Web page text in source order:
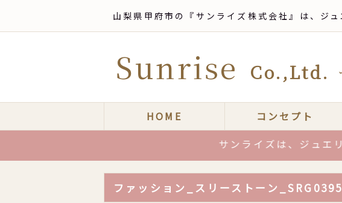
山梨県甲府市の『サンライズ株式会社』は、ジ
Sunrise Co.,Ltd.
HOME コンセプト
サンライズは、ジュエリーの
ファッション_スリーストーン_SRG0395